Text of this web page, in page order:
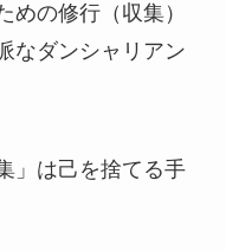
めの修行（収集）
なダンシャリアン
」は己を捨てる手